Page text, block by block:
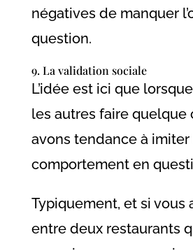
négatives de manquer
question.
9. La validation sociale
L’idée est ici que
les autres faire quelque
avons tendance à imiter
comportement en
Typiquement, et si vous
entre deux restaurants